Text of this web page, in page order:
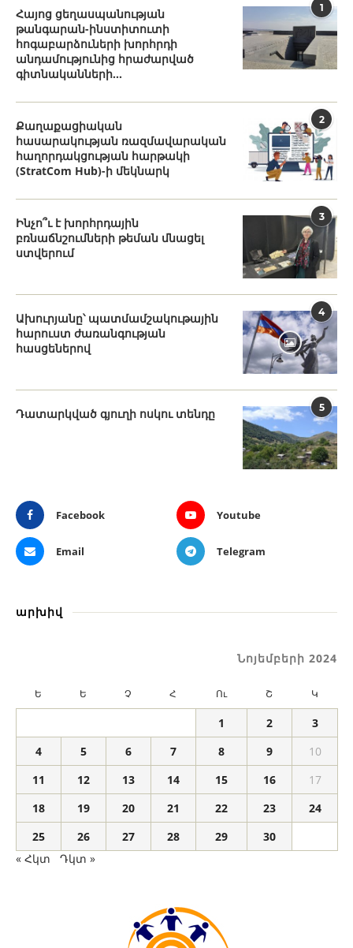
1
Հայոց ցեղասպանության
թանգարան-ինստիտուտի
հոգաբարձուների խորհրդի
անդամությունից հրաժարված
գիտնականների...
2
Քաղաքացիական
հասարակության ռազմավարական
հաղորդակցության հարթակի
(StratCom Hub)-ի մեկնարկ
3
Ինչո՞ւ է խորհրդային
բռնաճնշումների թեման մնացել
ստվերում
4
Ախուրյանը՝ պատմամշակութային
հարուստ ժառանգության
հասցեներով
5
Դատարկված գյուղի ոսկու տենդը
Facebook Youtube
Email Telegram
արխիվ
Նոյեմբերի 2024
Ե Ե Չ Հ Ու Շ Կ
1 2
3
4
5 6 7 8 9
10
11
12 13 14 15 16
17
18
19 20 21 22 23
24
25
26 27 28 29
30
« Հկտ
Դկտ »